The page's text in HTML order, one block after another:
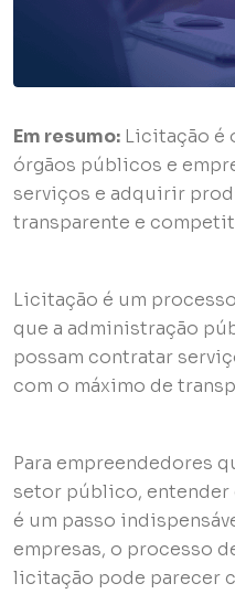
Em resumo: Licitação é
órgãos públicos e
serviços e adquirir
transparente e
Licitação é um
que a administração
possam contratar
com o máximo de
Para empreendedores
setor público,
é um passo
empresas, o processo
licitação pode parecer